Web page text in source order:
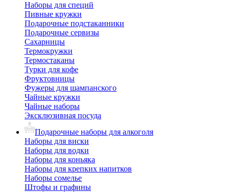
Наборы для специй
Пивные кружки
Подарочные подстаканники
Подарочные сервизы
Сахарницы
Термокружки
Термостаканы
Турки для кофе
Фруктовницы
Фужеры для шампанского
Чайные кружки
Чайные наборы
Эксклюзивная посуда
Подарочные наборы для алкоголя
Наборы для виски
Наборы для водки
Наборы для коньяка
Наборы для крепких напитков
Наборы сомелье
Штофы и графины